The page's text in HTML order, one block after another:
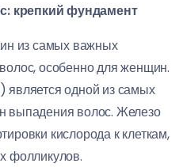
крепкий фундамент
из самых важных
особенно для женщин.
одной из самых
выпадения волос. Железо
кислорода к клеткам,
фолликулов.